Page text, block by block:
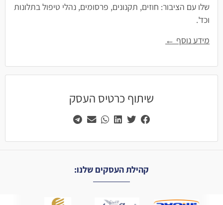
שלו עם הציבור: חוזים, תקנונים, פרסומים, נהלי טיפול בתלונות
וכד'.
מידע נוסף ←
שיתוף כרטיס העסק
קהילת העסקים שלנו: